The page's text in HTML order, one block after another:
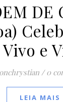
DE
Vivo e
/ 0
LEIA MAIS